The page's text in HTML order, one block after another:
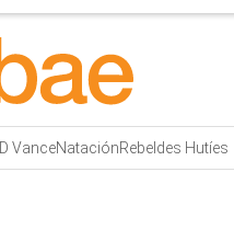
VanceNataciónRebeldes Hutíes